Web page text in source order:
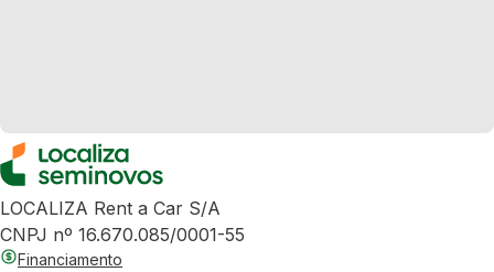
LOCALIZA Rent a Car S/A
CNPJ nº 16.670.085/0001-55
Financiamento